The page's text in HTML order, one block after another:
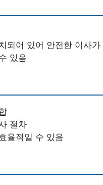
되어 있어 안전한 이사가
있음
절차
율적일 수 있음